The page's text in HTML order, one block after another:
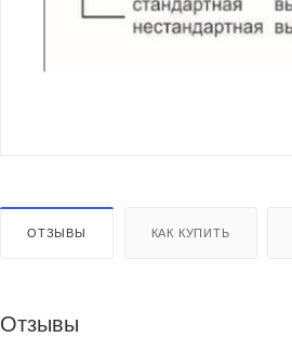
ОТЗЫВЫ КАК КУПИТЬ
Отзывы